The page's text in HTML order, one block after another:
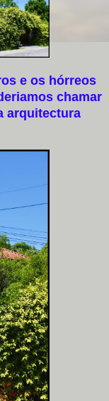
e os hórreos
chamar
arquitectura